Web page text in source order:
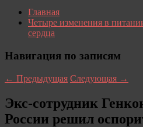
Главная
Четыре изменения в
сердца
Навигация по записям
← Предыдущая Следующая →
Экс-сотрудник
России решил